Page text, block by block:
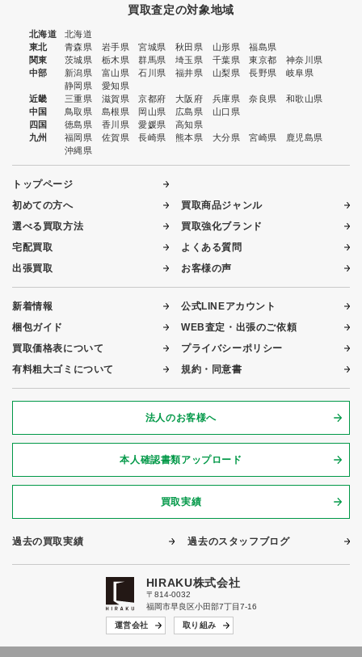
買取査定の対象地域
北海道
北海道
東北
青森県 岩手県 宮城県 秋田県 山形県
福島県
関東
茨城県 栃木県 群馬県 埼玉県 千葉県 東京都
神奈川県
中部
新潟県 富山県 石川県 福井県 山梨県 長野県
岐阜県
静岡県
愛知県
近畿
三重県 滋賀県 京都府 大阪府 兵庫県 奈良県
和歌山県
中国
鳥取県 島根県 岡山県 広島県
山口県
四国
徳島県 香川県 愛媛県
高知県
九州
福岡県 佐賀県 長崎県 熊本県 大分県 宮崎県
鹿児島県
沖縄県
トップページ
初めての方へ
選べる買取方法
宅配買取
出張買取
買取商品ジャンル
買取強化ブランド
よくある質問
お客様の声
新着情報
梱包ガイド
買取価格表について
有料粗大ゴミについて
公式LINEアカウント
WEB査定・出張のご依頼
プライバシーポリシー
規約・同意書
法人のお客様へ
本人確認書類アップロード
買取実績
過去の買取実績 過去のスタッフブログ
HIRAKU株式会社
〒814-0032
福岡市早良区小田部7丁目7-16
運営会社 取り組み